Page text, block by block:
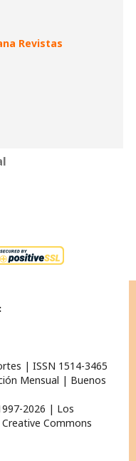
Revistas
| ISSN 1514-3465
Mensual | Buenos
2026 | Los
Commons